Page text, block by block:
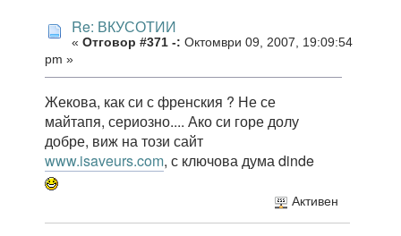
Re: ВКУСОТИИ
« Отговор #371 -: Октомври 09, 2007, 19:09:54
pm »
Жекова, как си с френския ? Не се
майтапя, сериозно.... Ако си горе долу
добре, виж на този сайт
www.isaveurs.com, с ключова дума dinde
Активен